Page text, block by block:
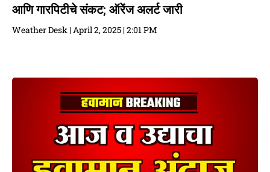
आणि गारपिटीचे संकट; ऑरेंज अलर्ट जारी
Weather Desk April 2, 2025 2:01 PM